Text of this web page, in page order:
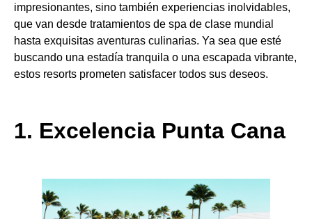
impresionantes, sino también experiencias inolvidables,
que van desde tratamientos de spa de clase mundial
hasta exquisitas aventuras culinarias. Ya sea que esté
buscando una estadía tranquila o una escapada vibrante,
estos resorts prometen satisfacer todos sus deseos.
1. Excelencia Punta Cana